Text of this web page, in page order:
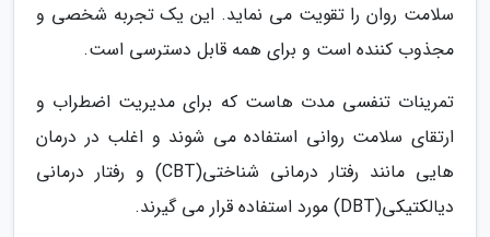
سلامت روان را تقویت می نماید. این یک تجربه شخصی و
مجذوب کننده است و برای همه قابل دسترسی است.
تمرینات تنفسی مدت هاست که برای مدیریت اضطراب و
ارتقای سلامت روانی استفاده می شوند و اغلب در درمان
هایی مانند رفتار درمانی شناختی(CBT) و رفتار درمانی
دیالکتیکی(DBT) مورد استفاده قرار می گیرند.